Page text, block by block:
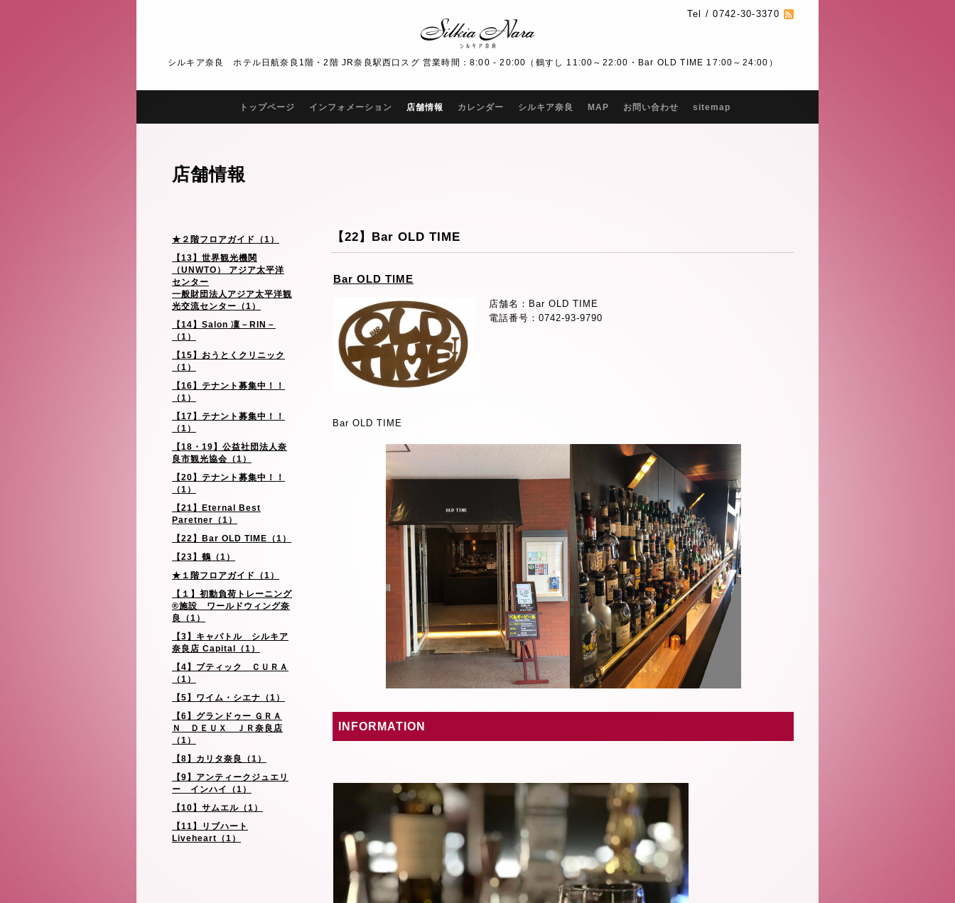
Tel / 0742-30-3370
シルキア奈良 ホテル日航奈良1階・2階 JR奈良駅西口スグ 営業時間：8:00 - 20:00（鶴すし 11:00～22:00・Bar OLD TIME 17:00～24:00）
トップページ インフォメーション 店舗情報 カレンダー シルキア奈良 MAP お問い合わせ sitemap
★２階フロアガイド（1）
【13】世界観光機関
（UNWTO） アジア太平洋
センター
一般財団法人アジア太平洋観
光交流センター（1）
【14】Salon 凜－RIN－
（1）
【15】おうとくクリニック
（1）
【16】テナント募集中！！
（1）
【17】テナント募集中！！
（1）
【18・19】公益社団法人奈
良市観光協会（1）
【20】テナント募集中！！
（1）
【21】Eternal Best
Paretner（1）
【22】Bar OLD TIME（1）
【23】鶴（1）
★１階フロアガイド（1）
【１】初動負荷トレーニング
®施設 ワールドウィング奈
良（1）
【3】キャパトル シルキア
奈良店 Capital（1）
【4】ブティック ＣＵＲＡ
（1）
【5】ワイム・シエナ（1）
【6】グランドゥー ＧＲＡ
Ｎ ＤＥＵＸ ＪＲ奈良店
（1）
【8】カリタ奈良（1）
【9】アンティークジュエリ
ー インハイ（1）
【10】サムエル（1）
【11】リブハート
Liveheart（1）
店舗情報
【22】Bar OLD TIME
Bar OLD TIME
店舗名：Bar OLD TIME
電話番号：0742-93-9790
Bar OLD TIME
INFORMATION